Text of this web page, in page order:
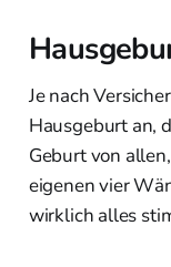
Je nach
Hausgeburt an,
Geburt von
eigenen vier
wirklich alles